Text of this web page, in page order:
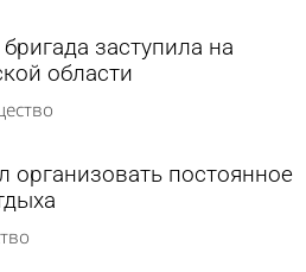
заступила на
области
постоянное